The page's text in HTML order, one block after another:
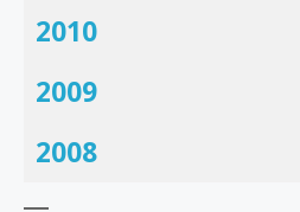
2010
2009
2008